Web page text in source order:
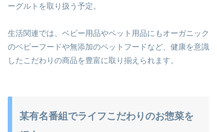
ーグルトを取り扱う予定。
生活関連では、ベビー用品やペット用品にもオーガニック
のベビーフードや無添加のペットフードなど、健康を意識
したこだわりの商品を豊富に取り揃えられます。
某有名番組でライフこだわりのお惣菜を